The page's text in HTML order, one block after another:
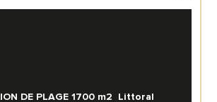
DE PLAGE 1700 m2  Littoral